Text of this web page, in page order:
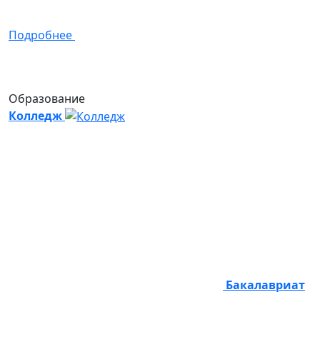
Подробнее
Образование
Колледж
Бакалавриат